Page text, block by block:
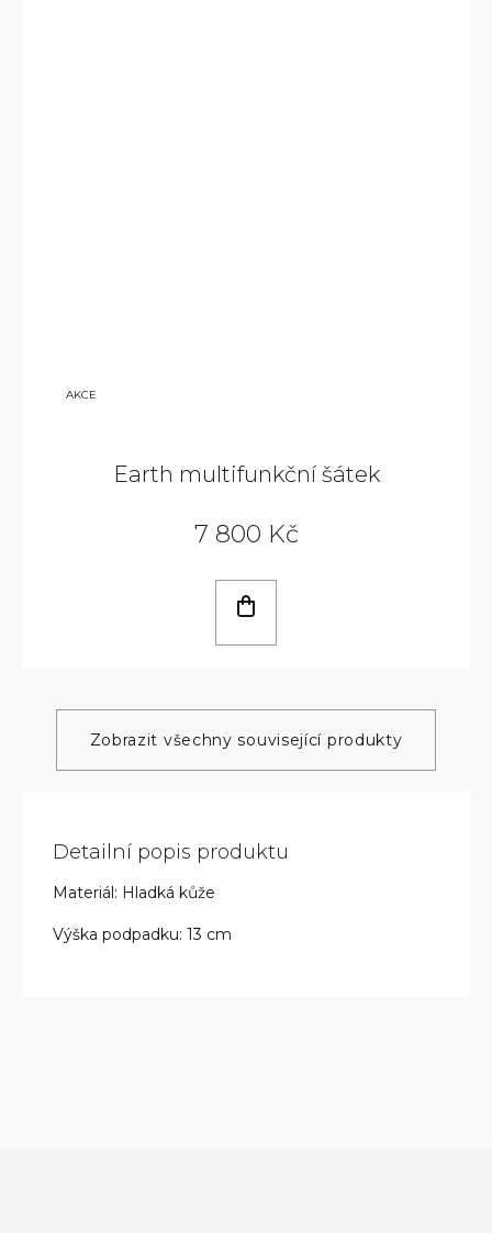
AKCE
Earth multifunkční šátek
7 800 Kč
Zobrazit všechny související produkty
Detailní popis produktu
Materiál: Hladká kůže
Výška podpadku: 13 cm